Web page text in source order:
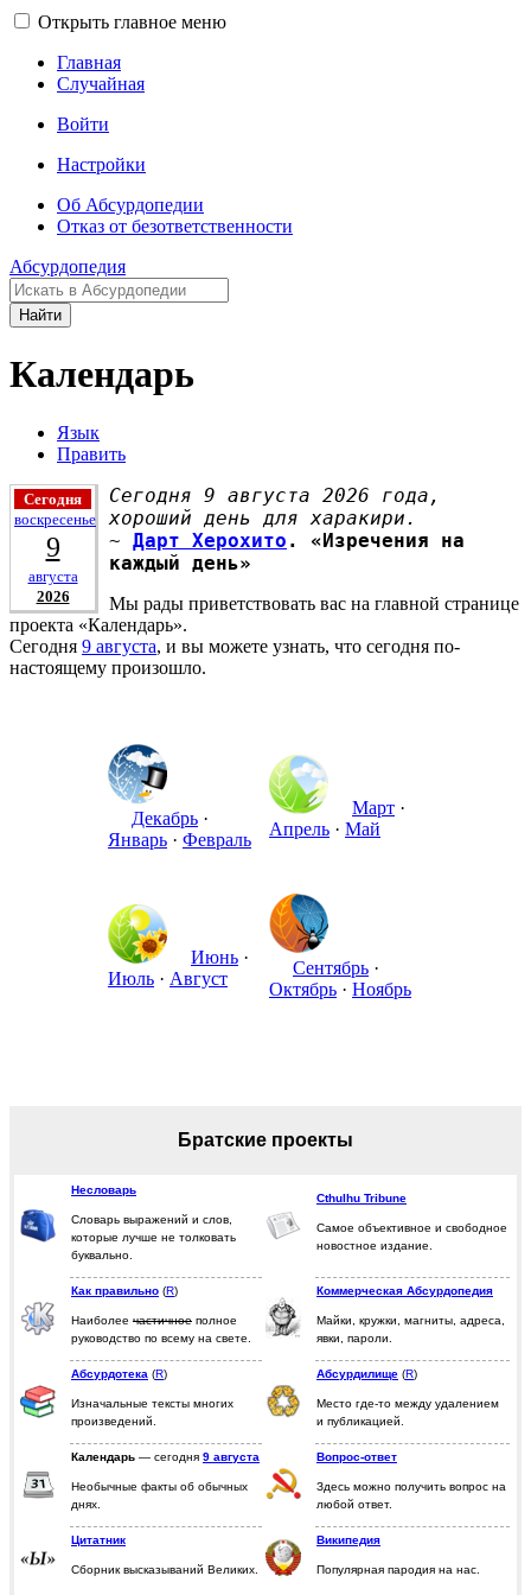
Открыть главное меню
Главная
Случайная
Войти
Настройки
Об Абсурдопедии
Отказ от безответственности
Абсурдопедия
Найти
Календарь
Язык
Править
Сегодня
воскресенье
9
августа
2026
Сегодня 9 августа 2026 года,
хороший день для харакири.
~ Дарт Херохито . «Изречения на
каждый день»
Мы рады приветствовать вас на главной странице
проекта «Календарь».
Сегодня 9 августа, и вы можете узнать, что сегодня по-
настоящему произошло.
Декабрь ·
Январь · Февраль
Март ·
Апрель · Май
Июнь ·
Июль · Август
Сентябрь ·
Октябрь · Ноябрь
Братские проекты
Несловарь
Словарь выражений и слов,
которые лучше не толковать
буквально.
Cthulhu Tribune
Самое объективное и свободное
новостное издание.
Как правильно (R)
Наиболее частичное полное
руководство по всему на свете.
Коммерческая Абсурдопедия
Майки, кружки, магниты, адреса,
явки, пароли.
Абсурдотека (R)
Изначальные тексты многих
произведений.
Абсурдилище (R)
Место где-то между удалением
и публикацией.
Календарь — сегодня 9 августа
Необычные факты об обычных
днях.
Вопрос-ответ
Здесь можно получить вопрос на
любой ответ.
Цитатник
Сборник высказываний Великих.
Википедия
Популярная пародия на нас.